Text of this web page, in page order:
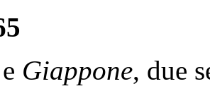
e Giappone, due